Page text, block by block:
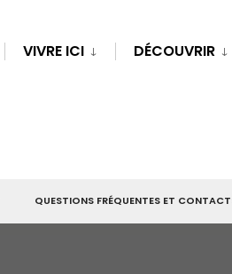
VIVRE ICI DÉCOUVRIR
QUESTIONS FRÉQUENTES ET